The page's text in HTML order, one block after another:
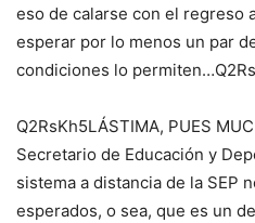
eso de calarse con el regreso
esperar por lo menos un par
condiciones lo
Q2RsKh5LÁSTIMA, PUES
Secretario de Educación y
sistema a distancia de la SEP
esperados, o sea, que es un